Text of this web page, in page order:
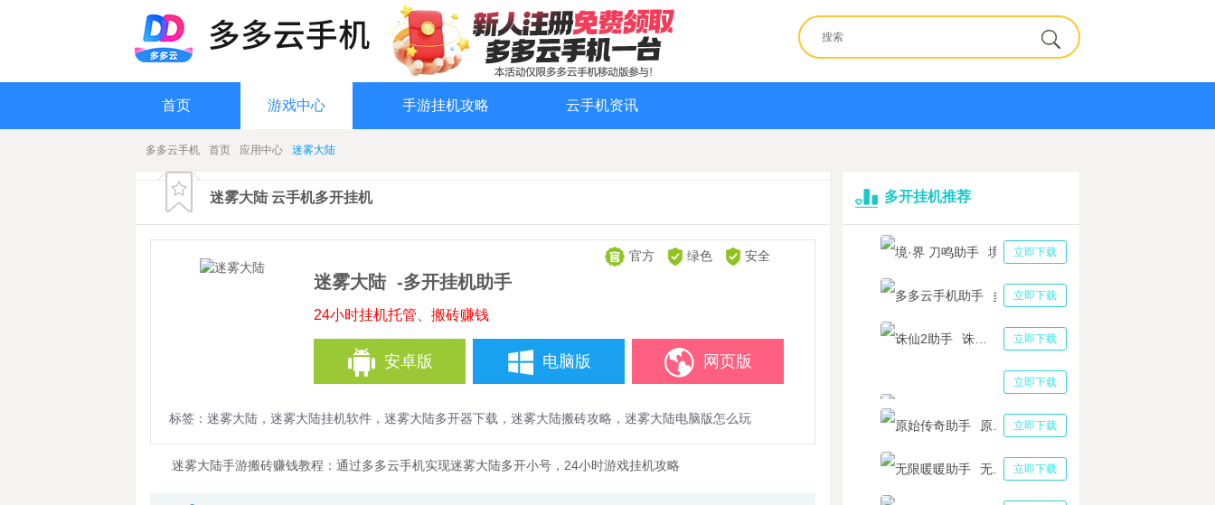
首页 游戏中心 手游挂机攻略 云手机资讯
多多云手机 首页 应用中心 迷雾大陆
迷雾大陆 云手机多开挂机
迷雾大陆 -多开挂机助手
24小时挂机托管、搬砖赚钱
官方 绿色 安全
安卓版 电脑版 网页版
标签：迷雾大陆，迷雾大陆挂机软件，迷雾大陆多开器下载，迷雾大陆搬砖攻略，迷雾大陆电脑版怎么玩
迷雾大陆手游搬砖赚钱教程：通过多多云手机实现迷雾大陆多开小号，24小时游戏挂机攻略
多开挂机推荐
立即下载
立即下载
多多云手机助手
立即下载
立即下载
三国志战略版助手
立即下载
立即下载